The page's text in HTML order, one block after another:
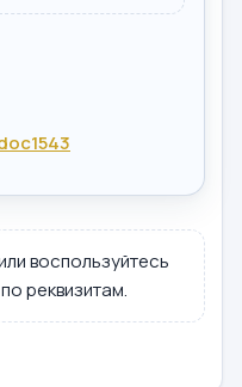
воспользуйтесь
реквизитам.